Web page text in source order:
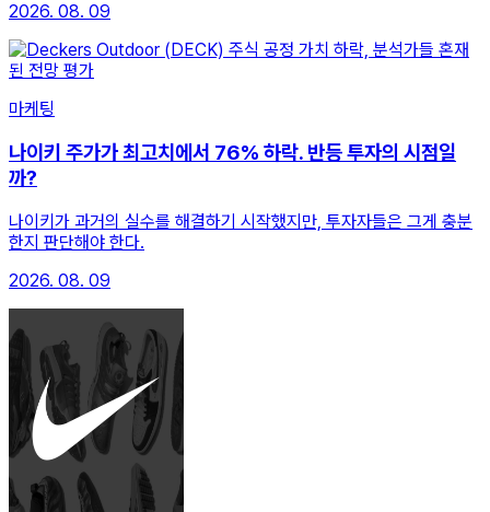
2026. 08. 09
마케팅
나이키 주가가 최고치에서 76% 하락. 반등 투자의 시점일
까?
나이키가 과거의 실수를 해결하기 시작했지만, 투자자들은 그게 충분
한지 판단해야 한다.
2026. 08. 09